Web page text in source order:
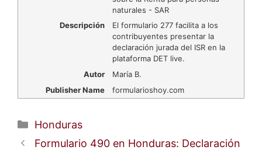
naturales - SAR
Descripción
El formulario 277 facilita a los
contribuyentes presentar la
declaración jurada del ISR en la
plataforma DET live.
Autor
María B.
Publisher Name
formularioshoy.com
Categorías
Honduras
Formulario 490 en Honduras: Declaración